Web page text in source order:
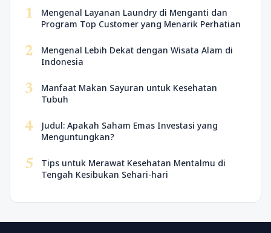
1
Mengenal Layanan Laundry di Menganti dan
Program Top Customer yang Menarik Perhatian
2
Mengenal Lebih Dekat dengan Wisata Alam di
Indonesia
3
Manfaat Makan Sayuran untuk Kesehatan
Tubuh
4
Judul: Apakah Saham Emas Investasi yang
Menguntungkan?
5
Tips untuk Merawat Kesehatan Mentalmu di
Tengah Kesibukan Sehari-hari